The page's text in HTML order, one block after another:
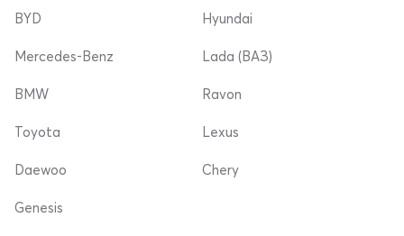
BYD
Mercedes-Benz
Hyundai
Lada (ВАЗ)
BMW
Toyota
Daewoo
Ravon
Lexus
Chery
Genesis